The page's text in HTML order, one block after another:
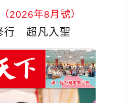
2026年8月號）
行 超凡入聖